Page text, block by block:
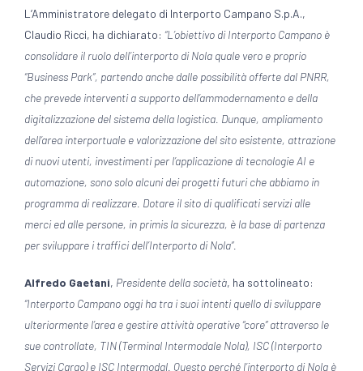
L’Amministratore delegato di Interporto Campano S.p.A.,
Claudio Ricci, ha dichiarato: “L’obiettivo di Interporto Campano è
consolidare il ruolo dell’interporto di Nola quale vero e proprio
“Business Park”, partendo anche dalle possibilità offerte dal PNRR,
che prevede interventi a supporto dell’ammodernamento e della
digitalizzazione del sistema della logistica. Dunque, ampliamento
dell’area interportuale e valorizzazione del sito esistente, attrazione
di nuovi utenti, investimenti per l’applicazione di tecnologie AI e
automazione, sono solo alcuni dei progetti futuri che abbiamo in
programma di realizzare. Dotare il sito di qualificati servizi alle
merci ed alle persone, in primis la sicurezza, è la base di partenza
per sviluppare i traffici dell’Interporto di Nola”.
Alfredo Gaetani, Presidente della società, ha sottolineato:
“Interporto Campano oggi ha tra i suoi intenti quello di sviluppare
ulteriormente l’area e gestire attività operative “core” attraverso le
sue controllate, TIN (Terminal Intermodale Nola), ISC (Interporto
Servizi Cargo) e ISC Intermodal. Questo perché l’interporto di Nola è